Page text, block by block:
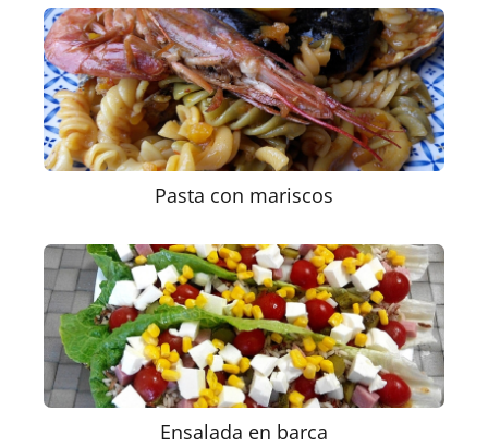
Pasta con mariscos
Ensalada en barca